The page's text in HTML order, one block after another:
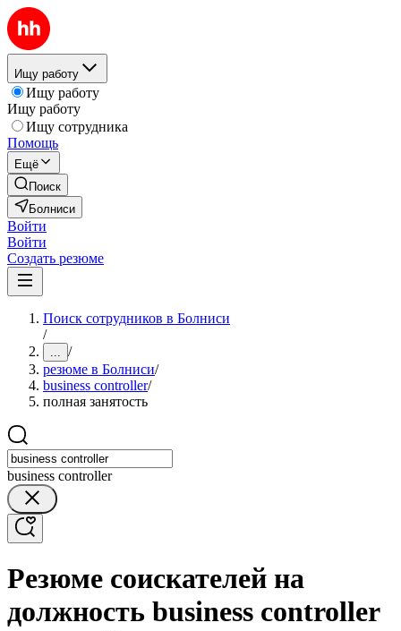
Ищу работу
Ищу работу
Ищу работу
Ищу сотрудника
Помощь
Ещё
Поиск
Болниси
Войти
Войти
Создать резюме
Поиск сотрудников в Болниси
/
... /
резюме в Болниси/
business controller/
полная занятость
business controller
Резюме соискателей на
должность business controller